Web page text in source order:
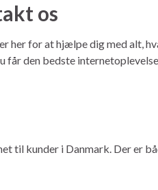
os
her for at hjælpe dig med alt,
den bedste
til kunder i Danmark. Der er